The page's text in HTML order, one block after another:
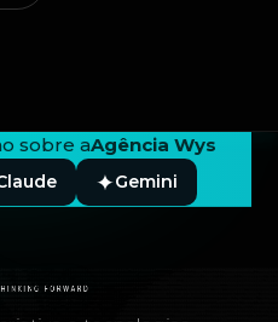
sobre aAgência Wys
Gemini